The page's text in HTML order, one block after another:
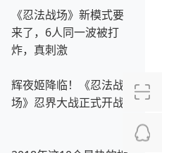
《忍法战场》新模式要
来了，6人同一波被打
炸，真刺激
辉夜姬降临！《忍法战
场》忍界大战正式开战